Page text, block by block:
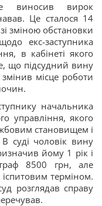
вирок
Це сталося 14
зміною обстановки
екс-заступника
в кабінеті якого
що підсудний вину
місце роботи
начальника
управління, якого
становищем і
суді чоловік вину
йому 1 рік і
8500 грн, але
терміном.
розглядав справу